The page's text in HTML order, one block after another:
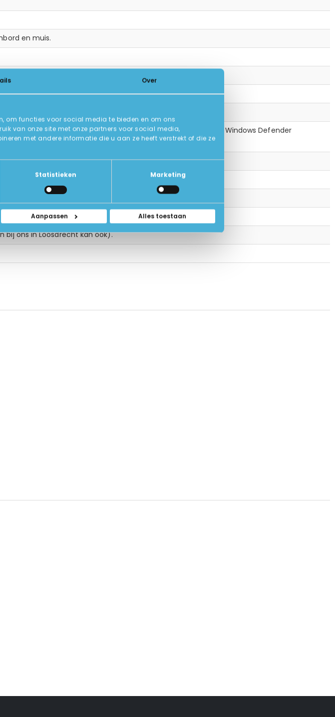
Over
om functies voor social media te bieden en om ons
van onze site met onze partners voor social media,
met andere informatie die u aan ze heeft verstrekt of die ze
Statistieken Marketing
Aanpassen Alles toestaan
en muis.
Word, Excel en Powerpoint), Foxit Reader, VLC Mediaplayer, Windows Defender
maar!
bij ons in Loosdrecht kan ook).